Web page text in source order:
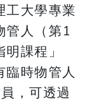
工大學專業
管人（第1
課程」
臨時物管人
，可透過